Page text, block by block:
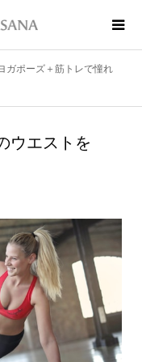
ガポーズ＋筋トレで憧れ
ウエストを